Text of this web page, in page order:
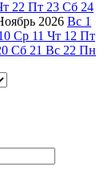
22 Пт 23 Сб 24
2026 Вс 1
Ср 11 Чт 12 Пт
Сб 21 Вс 22 Пн